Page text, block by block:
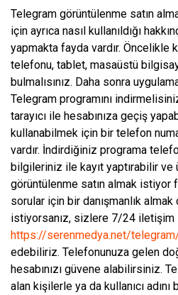
Telegram görüntülenme satın
için ayrıca nasıl kullanıldığı
yapmakta fayda vardır.
telefonu, tablet, masaüstü
bulmalısınız. Daha sonra
Telegram programını
tarayıcı ile hesabınıza geçiş
kullanabilmek için bir telefon
vardır. İndirdiğiniz programa
bilgileriniz ile kayıt yaptırabilir
görüntülenme satın almak istiyor
sorular için bir danışmanlık
istiyorsanız, sizlere 7/24 iletişim
https://serenmedya.net/
edebiliriz. Telefonunuza gelen
hesabınızı güvene alabilirsiniz.
alan kişilerle ya da kullanıcı